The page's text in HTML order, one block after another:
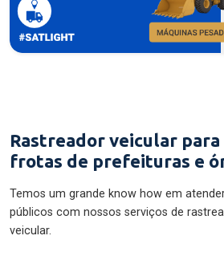
Rastreador veicular
frotas de prefeituras e
Temos um grande know how em
públicos com nossos serviços de
veicular.